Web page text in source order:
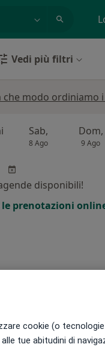
Vedi più filtri
che modo ordiniamo
Sab,
8 Ago
Dom,
9 Ago
disponibili!
prenotazioni
cookie (o
tue abitudini di